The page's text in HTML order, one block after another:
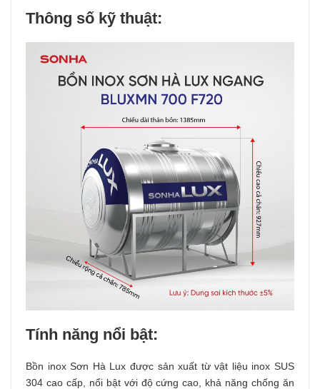
Thông số kỹ thuật:
Tính năng nổi bật:
Bồn inox Sơn Hà Lux được sản xuất từ vật liệu inox SUS
304 cao cấp, nổi bật với độ cứng cao, khả năng chống ăn